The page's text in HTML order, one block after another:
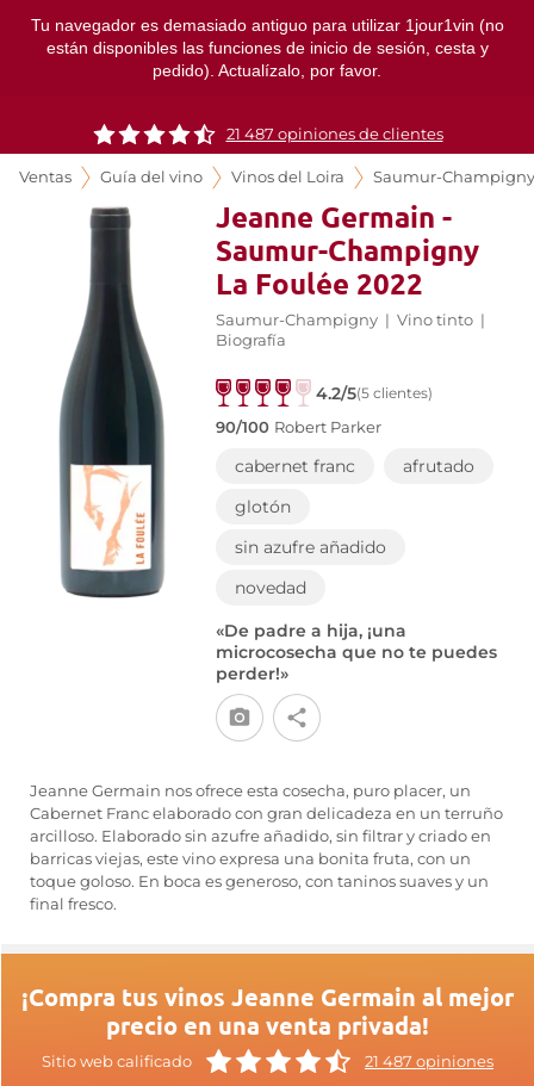
Tu navegador es demasiado antiguo para utilizar 1jour1vin (no
están disponibles las funciones de inicio de sesión, cesta y
pedido). Actualízalo, por favor.
21 487 opiniones de clientes
Ventas Guía del vino Vinos del Loira Saumur-Champigny
Jeanne Germain -
Saumur-Champigny
La Foulée 2022
Saumur-Champigny | Vino tinto |
Biografía
4.2/5(5 clientes)
90/100 Robert Parker
cabernet franc
afrutado
glotón
sin azufre añadido
novedad
«De padre a hija, ¡una
microcosecha que no te puedes
perder!»
Jeanne Germain nos ofrece esta cosecha, puro placer, un
Cabernet Franc elaborado con gran delicadeza en un terruño
arcilloso. Elaborado sin azufre añadido, sin filtrar y criado en
barricas viejas, este vino expresa una bonita fruta, con un
toque goloso. En boca es generoso, con taninos suaves y un
final fresco.
¡Compra tus vinos Jeanne Germain al mejor
precio en una venta privada!
Sitio web calificado 21 487 opiniones